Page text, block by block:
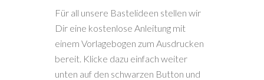
Für all unsere Bastelideen stellen wir
Dir eine kostenlose Anleitung mit
einem Vorlagebogen zum Ausdrucken
bereit. Klicke dazu einfach weiter
unten auf den schwarzen Button und